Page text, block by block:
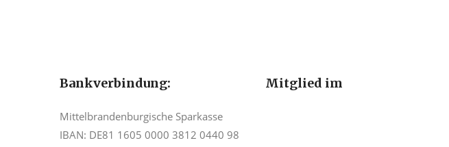
Bankverbindung:
Mittelbrandenburgische Sparkasse
IBAN: DE81 1605 0000 3812 0440 98
Mitglied im